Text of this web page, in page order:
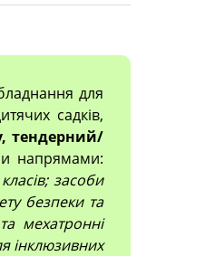
для
садків,
тендерний/
напрямами:
засоби
безпеки та
мехатронні
інклюзивних